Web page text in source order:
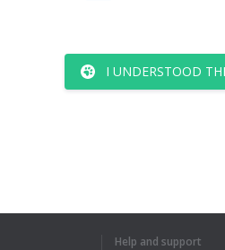
I UNDERSTOOD
Help and support